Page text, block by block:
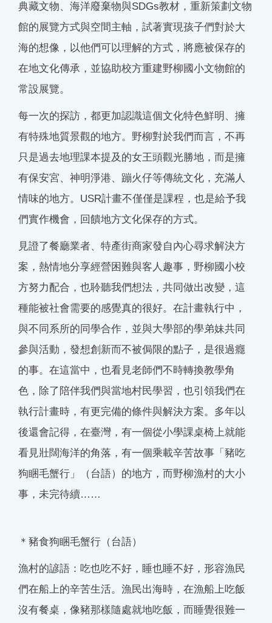
典藏文物、海洋廢棄物與SDGs教材，重新策劃文物
館的展覽方式與空間主軸，試著實現孩子們對於大
海的想像，以他們可以理解的方式，將應被保存的
在地文化傳承，並協助校方重建野柳國小文物館的
常設展覽。
每一次的探訪，都更加認識這個文化特色鮮明、擁
有特殊地質景觀的地方。野柳對於我們而言，不再
只是過去地理課本提及的女王頭觀光勝地，而是擁
有保安宮、神明淨港、蹦火仔等傳統文化，充滿人
情味的地方。USR計畫不僅僅是課程，也是給予我
們實作機會，回饋地方文化保存的方式。
見證了餐廳業者、特產街商家發自內心尋求解決方
案，熱情地分享經營困難與客人趣事，野柳國小校
方努力配合，也聆聽我們想法，共同做出改變，這
種能被社會需要的感覺真的很好。在計畫執行中，
與不同系所的同學合作，並與大學部的學弟妹共同
參與活動，發想創新而不被侷限的點子，是很過癮
的事。在這當中，也看見老師們不時轉換教學角
色，除了陪伴我們與當地村民學習，也引領我們在
執行計畫時，有更完備的條件與解決方案。多年以
後還會記得，在臺灣，有一個從小學課桌椅上就能
看見壯闊海洋的角落，有一個乘載辛苦故事「豬吃
狗睏毛蟹行」（台語）的地方，而野柳漁村的大小
事，未完待續……
＊豬食狗睏毛蟹行（台語）
漁村的諺語：吃也吃不好，睡也睡不好，形容漁民
們在船上的辛苦生活。漁民出海時，在漁船上吃飯
沒有餐桌，像豬那樣隨處就地吃飯，而睡覺很難一